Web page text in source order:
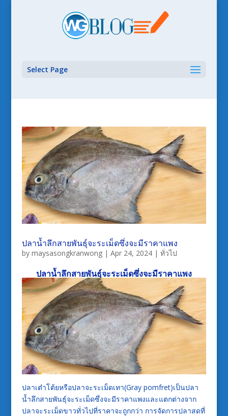
Select Page
ปลาน้ำลึกสายพันธุ์จะระเม็ดซึ่งจะมีราคาแพง
by maysasongkranwong| Apr 24, 2024| ทั่วไป
ปลาน้ำลึกสายพันธุ์จะระเม็ดซึ่งจะมีราคาแพง
ปลาเต๋าโต้ยหรือปลาจะระเม็ดเทา(Gray pomfret)เป็นปลา
น้ำลึกสายพันธุ์จะระเม็ดซึ่งจะมีราคาแพงและแตกต่างจาก
ปลาจะระเม็ดขาวทั่วไปที่ราคาจะถูกกว่า การจัดการปลาสดที่